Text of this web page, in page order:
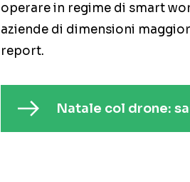
operare in regime di smart
aziende di dimensioni
report.
Natale col drone: